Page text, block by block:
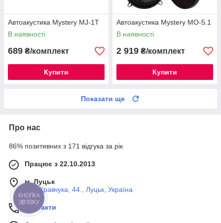
Автоакустика Mystery MJ-1T
В наявності
689 ₴/комплект
Купити
Автоакустика Mystery MO-5.1
В наявності
2 919 ₴/комплект
Купити
Показати ще
Про нас
86% позитивних з 171 відгука за рік
Працює з 22.10.2013
м. Луцьк
вул. Кравчука, 44., Луцьк, Україна
Контакти
КНОПКА
ЗВ'ЯЗКУ